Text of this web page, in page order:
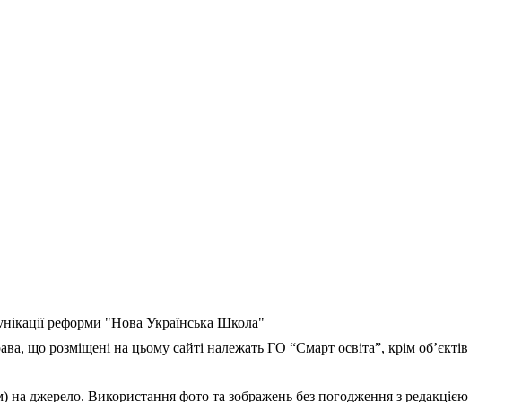
реформи "Нова Українська Школа"
що розміщені на цьому сайті належать ГО “Смарт освіта”, крім об’єктів
на джерело. Використання фото та зображень без погодження з редакцією